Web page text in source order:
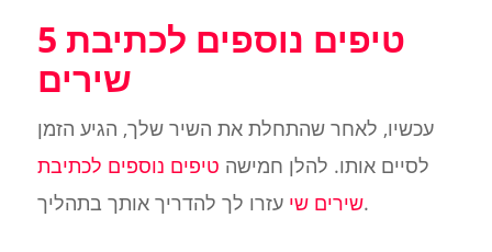
5 טיפים נוספים לכתיבת
שירים
עכשיו, לאחר שהתחלת את השיר שלך, הגיע הזמן
לסיים אותו. להלן חמישה טיפים נוספים לכתיבת
שירים שיעזרו לך להדריך אותך בתהליך.